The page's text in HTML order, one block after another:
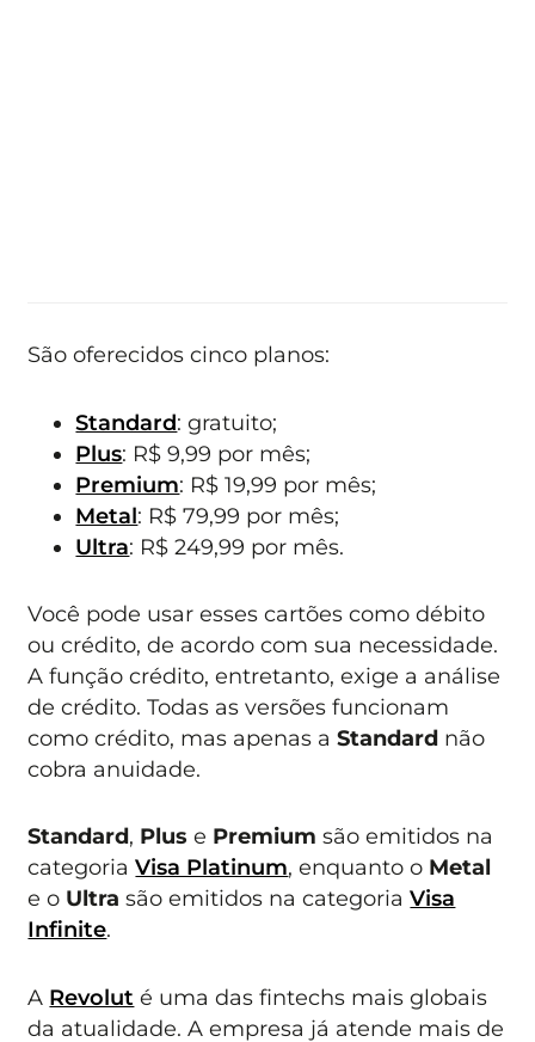
São oferecidos cinco planos:
Standard: gratuito;
Plus: R$ 9,99 por mês;
Premium: R$ 19,99 por mês;
Metal: R$ 79,99 por mês;
Ultra: R$ 249,99 por mês.
Você pode usar esses cartões como débito
ou crédito, de acordo com sua necessidade.
A função crédito, entretanto, exige a análise
de crédito. Todas as versões funcionam
como crédito, mas apenas aStandard não
cobra anuidade.
Standard, Pluse Premiumsão emitidos na
categoriaVisa Platinum, enquanto o Metal
e o Ultrasão emitidos na categoriaVisa
Infinite.
A Revolut é uma das fintechs mais globais
da atualidade. A empresa já atende mais de